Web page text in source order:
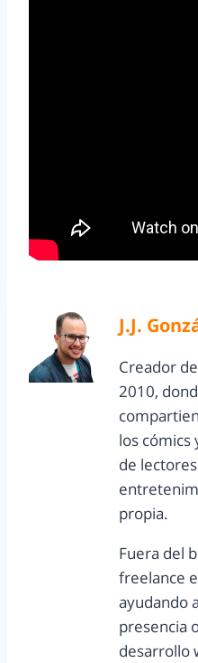
J.J.
Creador
2010,
los cómics
de
propia.
Fuera del
freelance
ayudando
presencia
desarrollo